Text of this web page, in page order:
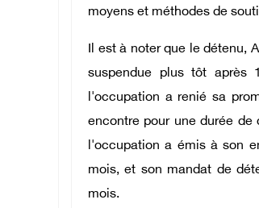
moyens et méthodes de
Il est à noter que le détenu,
suspendue plus tôt après
l'occupation a renié sa
encontre pour une durée
l'occupation a émis à son
mois, et son mandat de
mois.